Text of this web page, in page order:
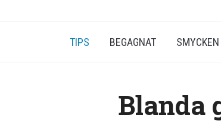
TIPS BEGAGNAT SMYCKEN
Blanda